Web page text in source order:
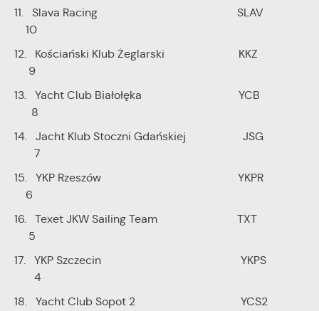
11. Slava Racing SLAV
10
12. Kościański Klub Żeglarski KKZ
9
13. Yacht Club Białołęka YCB
8
14. Jacht Klub Stoczni Gdańskiej JSG
7
15. YKP Rzeszów YKPR
6
16. Texet JKW Sailing Team TXT
5
17. YKP Szczecin YKPS
4
18. Yacht Club Sopot 2 YCS2